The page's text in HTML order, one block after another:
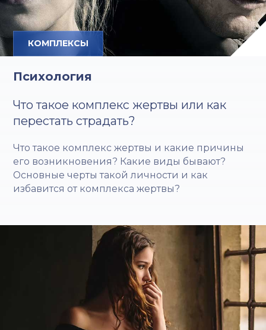
КОМПЛЕКСЫ
Психология
Что такое комплекс жертвы или как
перестать страдать?
Что такое комплекс жертвы и какие причины
его возникновения? Какие виды бывают?
Основные черты такой личности и как
избавится от комплекса жертвы?